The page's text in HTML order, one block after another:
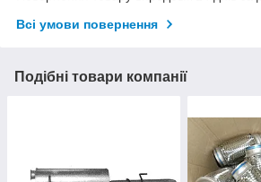
Всі умови повернення
Подібні товари компанії